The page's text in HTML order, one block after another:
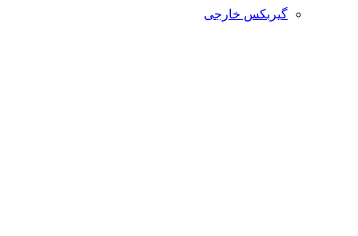
گیربکس خارجی